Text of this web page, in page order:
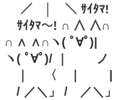
／ │ ＼ ｻｲﾀﾏ!
ｻｲﾀﾏ～! ∩ ∧ ∧∩
∩ ∧ ∧∩ヽ( ﾟ∀ﾟ)|
ヽ( ﾟ∀ﾟ)/ ｜ ノ
｜ 〈 ｜ |
/ ／＼」 / ／＼」